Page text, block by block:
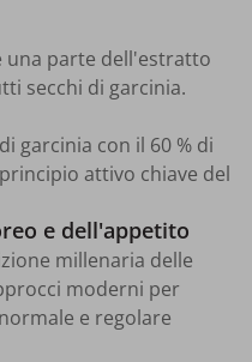
una parte dell'estratto
secchi di garcinia.
garcinia con il 60 % di
attivo chiave del
e dell'appetito
millenaria delle
moderni per
e regolare